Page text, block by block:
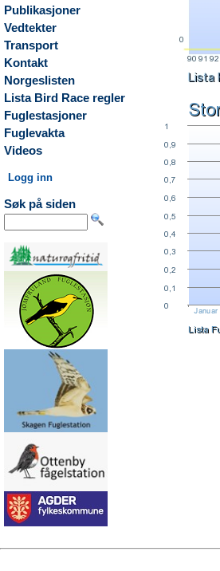
Publikasjoner
Vedtekter
Transport
Kontakt
Norgeslisten
Lista Bird Race regler
Fuglestasjoner
Fuglevakta
Videos
Logg inn
Søk på siden